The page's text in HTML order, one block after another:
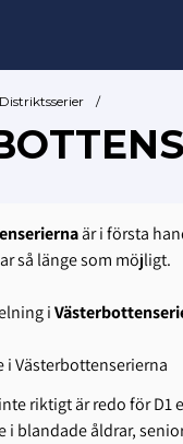
Distriktsserier /
är i första
så länge som möjligt.
i
i Västerbottenserierna
riktigt är redo för D1
i blandade åldrar,